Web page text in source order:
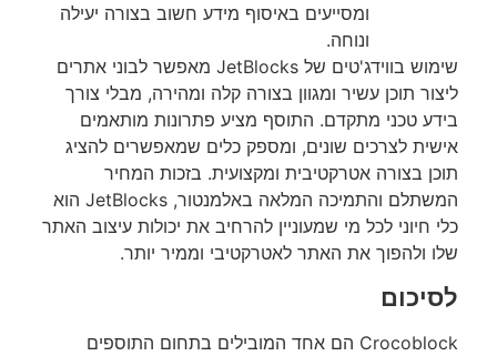
ומסייעים באיסוף מידע חשוב בצורה יעילה
ונוחה.
שימוש בווידג'טים של JetBlocks מאפשר לבוני אתרים
ליצור תוכן עשיר ומגוון בצורה קלה ומהירה, מבלי צורך
בידע טכני מתקדם. התוסף מציע פתרונות מותאמים
אישית לצרכים שונים, ומספק כלים שמאפשרים להציג
תוכן בצורה אטרקטיבית ומקצועית. בזכות המחיר
המשתלם והתמיכה המלאה באלמנטור, JetBlocks הוא
כלי חיוני לכל מי שמעוניין להרחיב את יכולות עיצוב האתר
שלו ולהפוך את האתר לאטרקטיבי וממיר יותר.
לסיכום
Crocoblock הם אחד המובילים בתחום התוספים